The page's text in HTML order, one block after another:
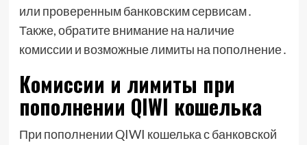
или проверенным банковским сервисам․
Также, обратите внимание на наличие
комиссии и возможные лимиты на пополнение․
Комиссии и лимиты при
пополнении QIWI кошелька
При пополнении QIWI кошелька с банковской